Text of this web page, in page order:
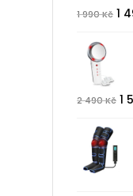
1 990Kč 1
2 490Kč 1